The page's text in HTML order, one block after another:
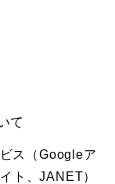
て
ス（Googleア
ト、JANET）